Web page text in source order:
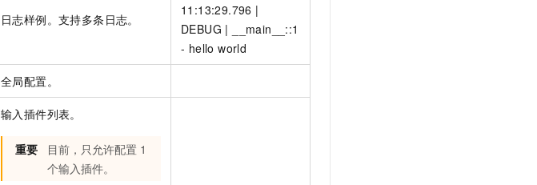
日志样例。支持多条日志。
11:13:29.796 |
DEBUG | __main__::1
- hello world
全局配置。
输入插件列表。
重要
目前，只允许配置 1
个输入插件。